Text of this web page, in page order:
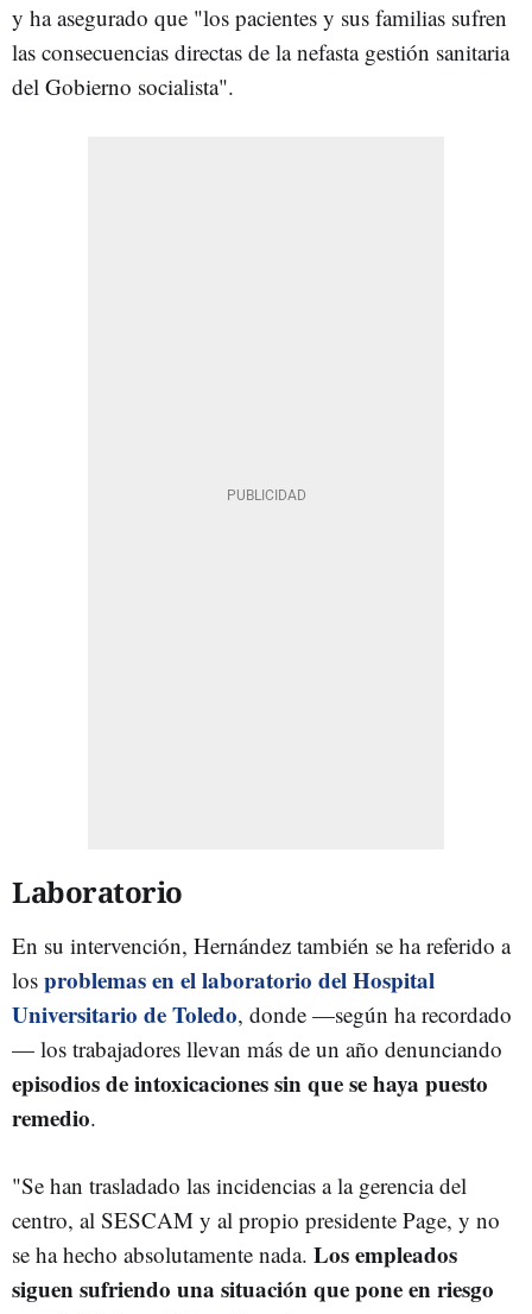
y ha asegurado que "los pacientes y sus familias sufren
las consecuencias directas de la nefasta gestión sanitaria
del Gobierno socialista".
Laboratorio
En su intervención, Hernández también se ha referido a
los problemas en el laboratorio del Hospital
Universitario de Toledo, donde —según ha recordado
— los trabajadores llevan más de un año denunciando
episodios de intoxicaciones sin que se haya puesto
remedio.
"Se han trasladado las incidencias a la gerencia del
centro, al SESCAM y al propio presidente Page, y no
se ha hecho absolutamente nada. Los empleados
siguen sufriendo una situación que pone en riesgo